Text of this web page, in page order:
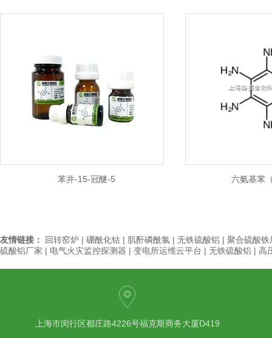
苯并-15-冠醚-5 六氨基苯
友情链接： 回转窑炉 | 硼酰化钴 | 肌酐磷酰氯 | 无铁硫酸铝 | 聚合硫酸铁
硫酸铝厂家 | 电气火灾监控探测器 | 变电所运维云平台 | 无铁硫酸铝 | 高
上海市闵行区都庄路4226号福克斯商务大厦D419